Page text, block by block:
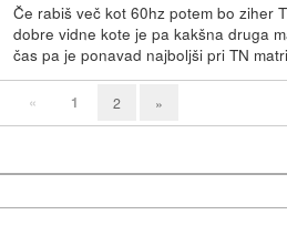
Če rabiš več kot 60hz potem bo ziher
dobre vidne kote je pa kakšna druga
čas pa je ponavad najboljši pri TN
« 1 2 »